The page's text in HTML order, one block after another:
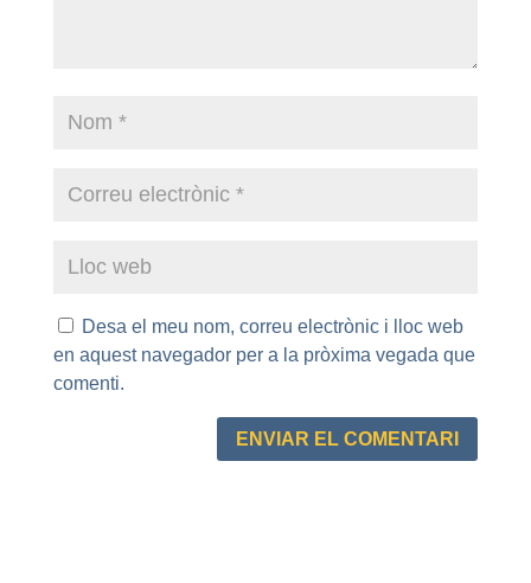
Desa el meu nom, correu electrònic i lloc web
en aquest navegador per a la pròxima vegada que
comenti.